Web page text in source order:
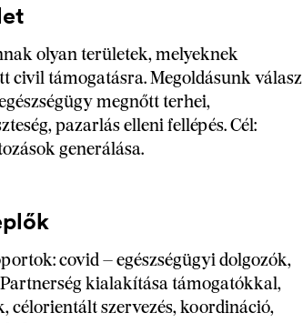
olyan területek, melyeknek
civil támogatásra. Megoldásunk válasz
megnőtt terhei,
pazarlás elleni fellépés. Cél:
generálása.
covid – egészségügyi dolgozók,
kialakítása támogatókkal,
célorientált szervezés, koordináció,